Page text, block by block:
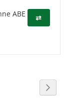
⇄
ABE